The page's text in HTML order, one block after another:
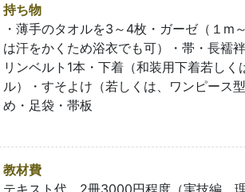
持ち物
・薄手のタオルを3～4枚・ガーゼ（１m
は汗をかくため浴衣でも可）・帯・長襦
リンベルト1本・下着（和装用下着若しく
ル）・すそよけ（若しくは、ワンピース
め・足袋・帯板
教材費